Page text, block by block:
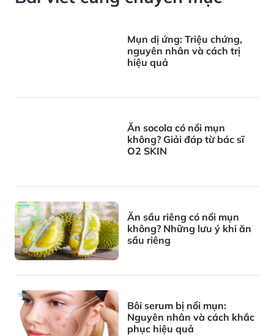
Mụn dị ứng: Triệu chứng,
nguyên nhân và cách trị
hiệu quả
Ăn socola có nổi mụn
không? Giải đáp từ bác sĩ
O2 SKIN
Ăn sầu riêng có nổi mụn
không? Những lưu ý khi ăn
sầu riêng
Bôi serum bị nổi mụn:
Nguyên nhân và cách khắc
phục hiệu quả